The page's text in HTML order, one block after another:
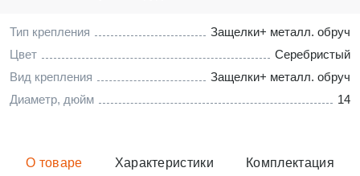
Тип крепления
Защелки+ металл. обруч
Цвет
Серебристый
Вид крепления
Защелки+ металл. обруч
Диаметр, дюйм
14
О товаре Характеристики Комплектация